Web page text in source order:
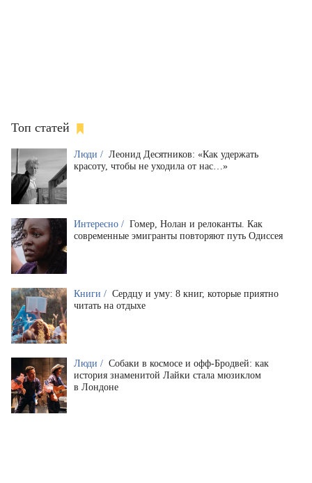
Топ статей
Люди / Леонид Десятников: «Как удержать
красоту, чтобы не уходила от нас…»
Интересно / Гомер, Нолан и релоканты. Как
современные эмигранты повторяют путь Одиссея
Книги / Сердцу и уму: 8 книг, которые приятно
читать на отдыхе
Люди / Собаки в космосе и офф-Бродвей: как
история знаменитой Лайки стала мюзиклом
в Лондоне